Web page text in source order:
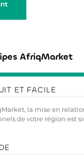
AfriqMarket
ET FACILE
la mise en
de votre région est